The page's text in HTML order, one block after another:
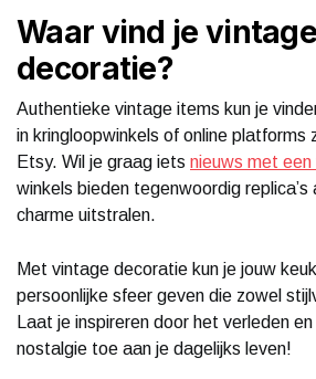
Waar vind je vintage
decoratie?
Authentieke vintage items kun je
in kringloopwinkels of online
Etsy. Wil je graag iets nieuws met
winkels bieden tegenwoordig
charme uitstralen.
Met vintage decoratie kun je jouw
persoonlijke sfeer geven die zowel
Laat je inspireren door het verleden
nostalgie toe aan je dagelijks leven!